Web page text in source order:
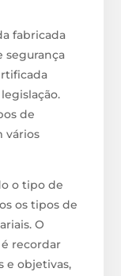
fabricada
segurança
de
vários
o tipo de
os tipos de
O
recordar
e objetivas,